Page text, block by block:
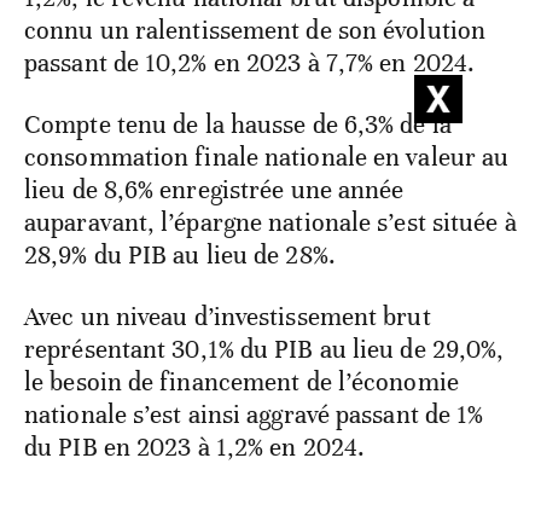
connu un ralentissement de son évolution
passant de 10,2% en 2023 à 7,7% en 2024.
Compte tenu de la hausse de 6,3% de la
consommation finale nationale en valeur au
lieu de 8,6% enregistrée une année
auparavant, l’épargne nationale s’est située à
28,9% du PIB au lieu de 28%.
Avec un niveau d’investissement brut
représentant 30,1% du PIB au lieu de 29,0%,
le besoin de financement de l’économie
nationale s’est ainsi aggravé passant de 1%
du PIB en 2023 à 1,2% en 2024.